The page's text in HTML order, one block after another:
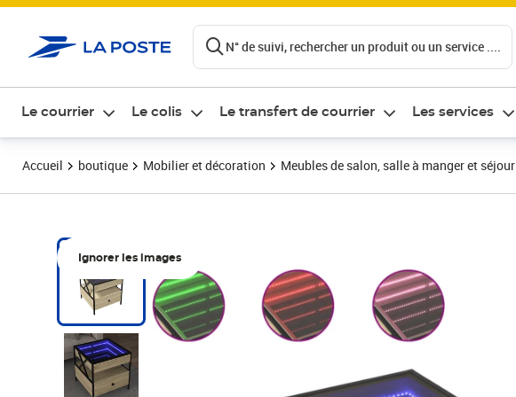
N° de suivi, rechercher un produit ou un service ....
Le courrier Le colis Le transfert de courrier Les services
Accueil boutique Mobilier et décoration Meubles de salon, salle à manger et séjour
Ignorer les images